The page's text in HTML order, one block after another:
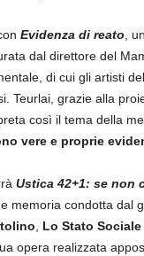
Evidenza di reato ,
dal direttore del
di cui gli artisti
Teurlai, grazie alla
così il tema della
vere e proprie
Ustica 42+1: se non
memoria condotta dal
Lo Stato Sociale
opera realizzata